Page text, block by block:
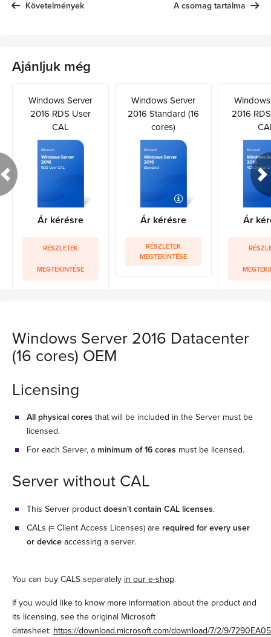
Követelmények A csomag tartalma
Ajánljuk még
Windows Server
2016 RDS User
CAL
Ár kérésre
RÉSZLETEK
MEGTEKINTÉSE
Windows Server
2016 Standard (16
cores)
Ár kérésre
RÉSZLETEK
MEGTEKINTÉSE
2016
Ár
Windows Server 2016 Datacenter
(16 cores) OEM
Licensing
All physical cores that will be included in the Server must be
licensed.
For each Server, a minimum of 16 cores must be licensed.
Server without CAL
This Server product doesn't contain CAL licenses.
CALs (= Client Access Licenses) are required for every user
or device accessing a server.
You can buy CALS separately in our e-shop.
If you would like to know more information about the product and
its licensing, see the original Microsoft
datasheet: https://download.microsoft.com/download/7/2/9/